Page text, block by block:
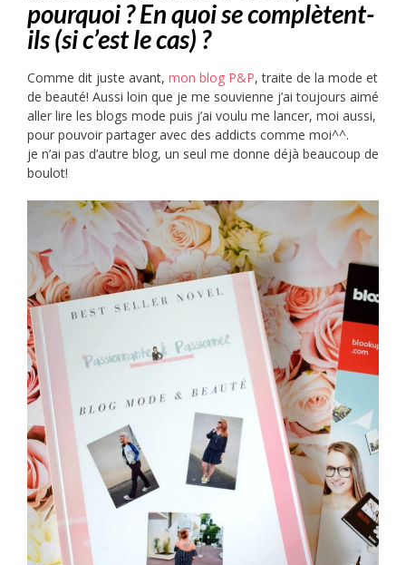
pourquoi ?En quoi se complètent-
ils (si c’est le cas) ?
Comme dit juste avant, mon blog P&P, traite de la mode et
de beauté! Aussi loin que je me souvienne j’ai toujours aimé
aller lire les blogs mode puis j’ai voulu me lancer, moi aussi,
pour pouvoir partager avec des addicts comme moi^^.
je n’ai pas d’autre blog, un seul me donne déjà beaucoup de
boulot!